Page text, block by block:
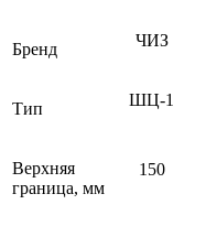
Бренд ЧИЗ
Тип ШЦ-1
Верхняя
граница, мм
150